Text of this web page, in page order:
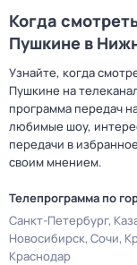
Когда
Пушкине в
Узнайте, когда
Пушкине на
программа передач
любимые шоу,
передачи в
своим мнением.
Телепрограмма по
Санкт-Петербург
Новосибирск Сочи
Краснодар